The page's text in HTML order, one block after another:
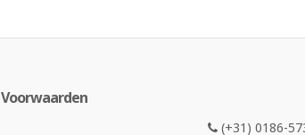
(+31) 0186-
Voorwaarden